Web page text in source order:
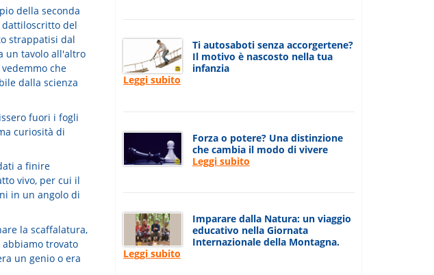
della seconda
del
strappatisi dal
un tavolo all'altro
che
dalla scienza
fuori i fogli
curiosità di
a finire
vivo, per cui il
in un angolo di
la scaffalatura,
trovato
un genio o era
Ti autosaboti senza accorgertene?
Il motivo è nascosto nella tua
infanzia
Leggi subito
Forza o potere? Una distinzione
che cambia il modo di vivere
Leggi subito
Imparare dalla Natura: un viaggio
educativo nella Giornata
Internazionale della Montagna.
Leggi subito